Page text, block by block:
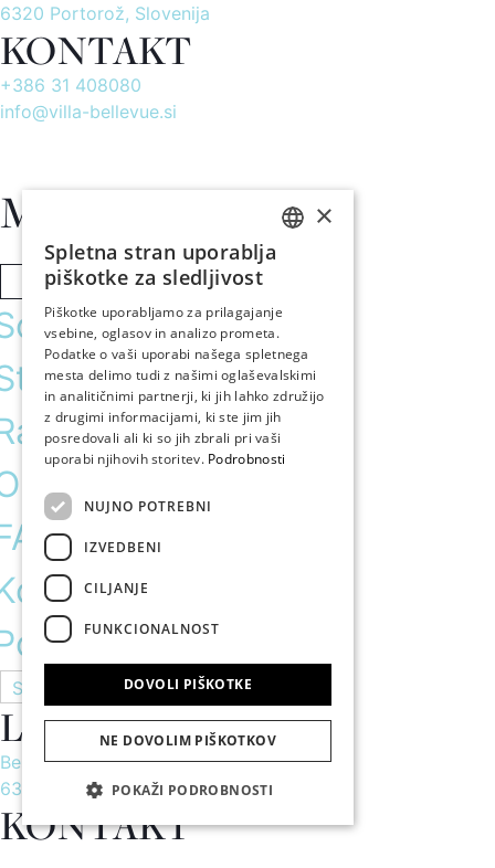
6320 Portorož, Slovenija
KONTAKT
+386 31 408080
info@villa-bellevue.si
Meni
REZERVIRAJ
in apartmaji
Portorož
nas
ponudba
Slovenščina
LOKACIJA
Bellevue 1,
6320 Portorož, Slovenija
KONTAKT
ITA
×
Spletna stran uporablja
piškotke za sledljivost
Piškotke uporabljamo za prilagajanje
vsebine, oglasov in analizo prometa.
Podatke o vaši uporabi našega spletnega
mesta delimo tudi z našimi oglaševalskimi
in analitičnimi partnerji, ki jih lahko združijo
z drugimi informacijami, ki ste jim jih
posredovali ali ki so jih zbrali pri vaši
uporabi njihovih storitev. Podrobnosti
NUJNO POTREBNI
IZVEDBENI
CILJANJE
FUNKCIONALNOST
DOVOLI PIŠKOTKE
NE DOVOLIM PIŠKOTKOV
POKAŽI PODROBNOSTI